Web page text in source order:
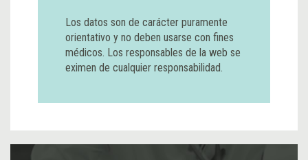
Los datos son de carácter puramente
orientativo y no deben usarse con fines
médicos. Los responsables de la web se
eximen de cualquier responsabilidad.